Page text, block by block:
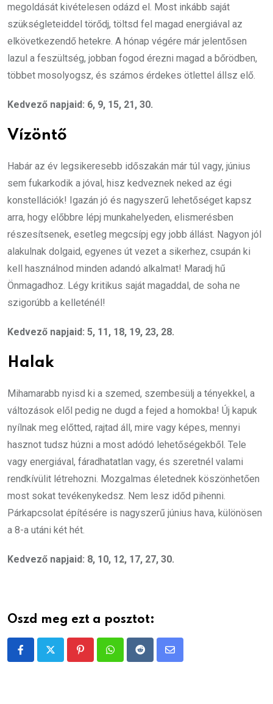
megoldását kivételesen odázd el. Most inkább saját
szükségleteiddel törődj, töltsd fel magad energiával az
elkövetkezendő hetekre. A hónap végére már jelentősen
lazul a feszültség, jobban fogod érezni magad a bőrödben,
többet mosolyogsz, és számos érdekes ötlettel állsz elő.
Kedvező napjaid: 6, 9, 15, 21, 30.
Vízöntő
Habár az év legsikeresebb időszakán már túl vagy, június
sem fukarkodik a jóval, hisz kedveznek neked az égi
konstellációk! Igazán jó és nagyszerű lehetőséget kapsz
arra, hogy előbbre lépj munkahelyeden, elismerésben
részesítsenek, esetleg megcsípj egy jobb állást. Nagyon jól
alakulnak dolgaid, egyenes út vezet a sikerhez, csupán ki
kell használnod minden adandó alkalmat! Maradj hű
Önmagadhoz. Légy kritikus saját magaddal, de soha ne
szigorúbb a kelleténél!
Kedvező napjaid: 5, 11, 18, 19, 23, 28.
Halak
Mihamarabb nyisd ki a szemed, szembesülj a tényekkel, a
változások elől pedig ne dugd a fejed a homokba! Új kapuk
nyílnak meg előtted, rajtad áll, mire vagy képes, mennyi
hasznot tudsz húzni a most adódó lehetőségekből. Tele
vagy energiával, fáradhatatlan vagy, és szeretnél valami
rendkívülit létrehozni. Mozgalmas életednek köszönhetően
most sokat tevékenykedsz. Nem lesz időd pihenni.
Párkapcsolat építésére is nagyszerű június hava, különösen
a 8-a utáni két hét.
Kedvező napjaid: 8, 10, 12, 17, 27, 30.
Oszd meg ezt a posztot:
PinterestWhatsappRedditShare